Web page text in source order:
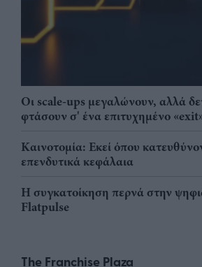
Οι scale-ups μεγαλώνουν, αλλά
φτάσουν σ' ένα επιτυχημένο
Καινοτομία: Εκεί όπου
επενδυτικά κεφάλαια
Η συγκατοίκηση περνά στην
Flatpulse
The Franchise Plaza